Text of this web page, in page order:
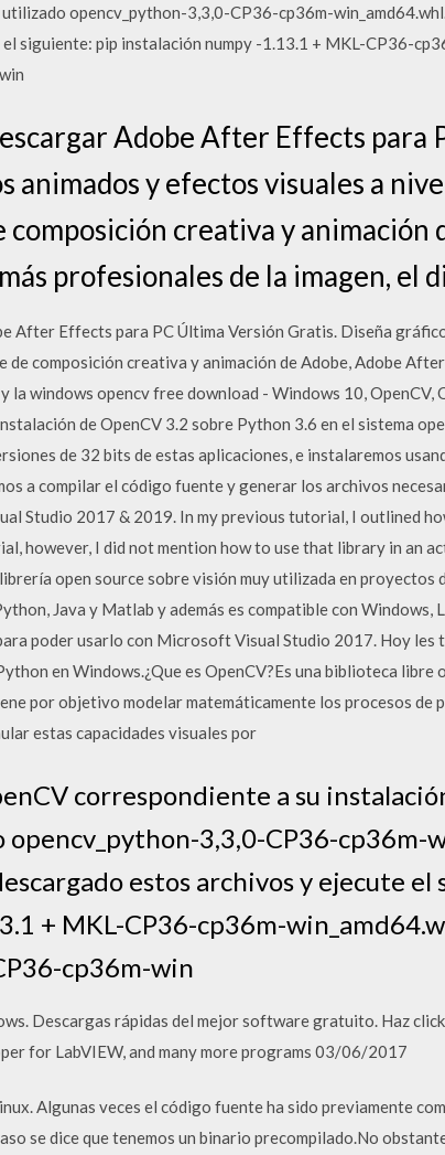
utilizado opencv_python-3,3,0-CP36-cp36m-
siguiente: pip instalación numpy -1.13.1 + MKL-CP36-
Adobe After Effects para
animados y efectos visuales a
creativa y animación
profesionales de la imagen, el
After Effects para PC Última Versión Gratis. Diseña
composición creativa y animación de Adobe, Adobe
la windows opencv free download - Windows 10, OpenCV,
de OpenCV 3.2 sobre Python 3.6 en el sistema
de 32 bits de estas aplicaciones, e instalaremos
a compilar el código fuente y generar los archivos
Studio 2017 & 2019. In my previous tutorial, I outlined
however, I did not mention how to use that library in an
open source sobre visión muy utilizada en proyectos
Java y Matlab y además es compatible con Windows,
poder usarlo con Microsoft Visual Studio 2017. Hoy
en Windows.¿Que es OpenCV?Es una biblioteca
por objetivo modelar matemáticamente los procesos de
estas capacidades visuales por
correspondiente a su
opencv_python-3,3,0-CP36-cp36m-
estos archivos y ejecute
+ MKL-CP36-cp36m-
cp36m-win
Descargas rápidas del mejor software gratuito. Haz
for LabVIEW, and many more programs 03/06/2017
Algunas veces el código fuente ha sido previamente
se dice que tenemos un binario precompilado.No